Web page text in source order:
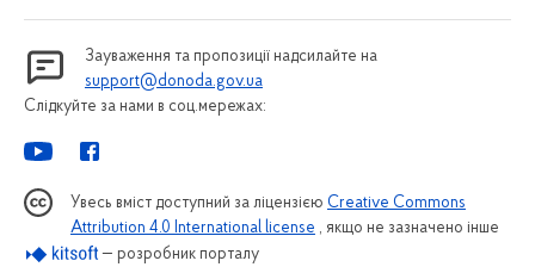
Зауваження та пропозиції надсилайте на
support@donoda.gov.ua
Слідкуйте за нами в соц.мережах:
Увесь вміст доступний за ліцензією Creative Commons
Attribution 4.0 International license , якщо не зазначено інше
— розробник порталу